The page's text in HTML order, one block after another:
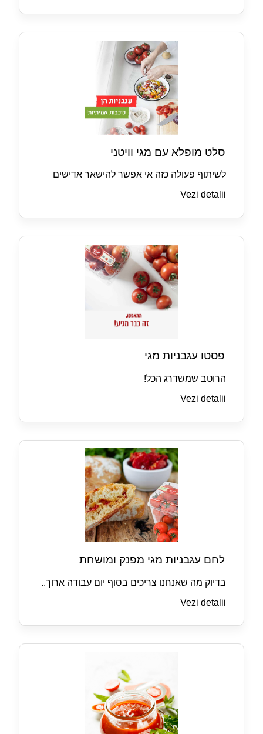
סלט מופלא עם מגי וויטני
לשיתוף פעולה כזה אי אפשר להישאר אדישים
Vezi detalii
פסטו עגבניות מגי
הרוטב שמשדרג הכל!
Vezi detalii
לחם עגבניות מגי מפנק ומושחת
בדיוק מה שאנחנו צריכים בסוף יום עבודה ארוך..
Vezi detalii